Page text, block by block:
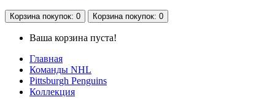
Корзина покупок: 0 Корзина покупок: 0
Ваша корзина пуста!
Главная
Команды NHL
Pittsburgh Penguins
Коллекция